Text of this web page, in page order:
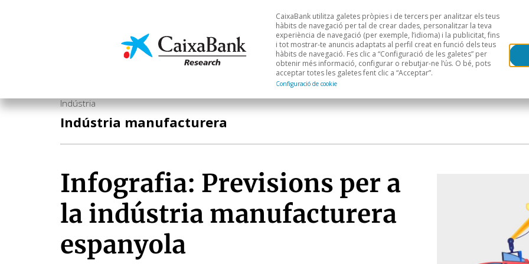
Economia i mercats Anàlisi sectorial Àrees geogràfiques
CaixaBank utilitza galetes pròpies i de tercers per analitzar els teus
hàbits de navegació per tal de crear dades, personalitzar la teva
experiència de navegació (per exemple, l’idioma) i la publicitat, fins
i tot mostrar-te anuncis adaptats al perfil creat en funció dels teus
hàbits de navegació. Fes clic a “Configuració de les galetes” per
obtenir més informació, configurar o rebutjar-ne l’ús. O bé, pots
acceptar totes les galetes fent clic a “Acceptar”.
Configuració de cookie
Indústria
Indústria manufacturera
Infografia: Previsions per a
la indústria manufacturera
espanyola